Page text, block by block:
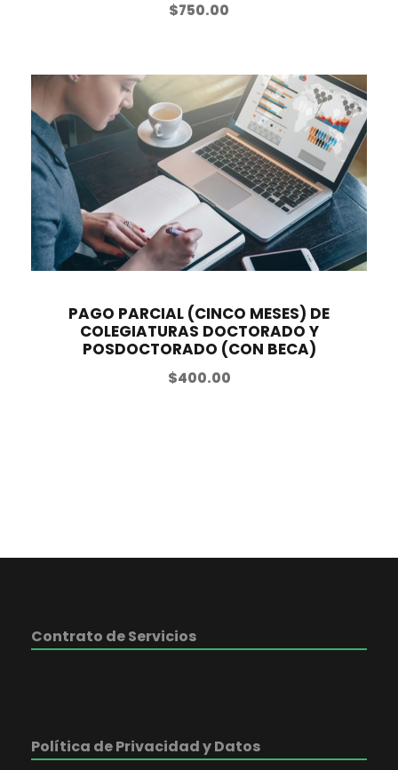
$750.00
PAGO PARCIAL (CINCO MESES) DE
COLEGIATURAS DOCTORADO Y
POSDOCTORADO (CON BECA)
$400.00
Contrato de Servicios
Política de Privacidad y Datos